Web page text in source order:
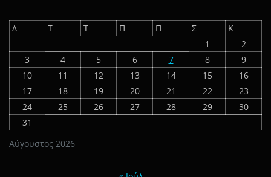
Αύγουστος 2026
Δ Τ Τ Π Π Σ
Κ
1
2
3
4 5 6 7 8
9
10
11 12 13 14 15
16
17
18 19 20 21 22
23
24
25 26 27 28 29
30
31